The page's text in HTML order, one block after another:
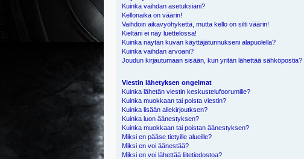
Kuinka vaihdan asetuksiani?
Kellonaika on väärin!
Vaihdoin aikavyöhykettä, mutta kello on silti väärin!
Kieltäni ei näy luettelossa!
Kuinka näytän kuvan käyttäjätunnukseni alapuolella?
Kuinka vaihdan arvoani?
Joudun kirjautumaan sisään, kun yritän lähettää sähköpostia?
Viestin lähetyksen ongelmat
Kuinka lähetän viestin keskustelufoorumille?
Kuinka muokkaan tai poista viestin?
Kuinka lisään allekirjoutksen?
Kuinka luon äänestyksen?
Kuinka muokkaan tai poistan äänestyksen?
Miksi en pääse tietyille alueille?
Miksi en voi äänestää?
Miksi en voi lähettää liitetiedostoa?